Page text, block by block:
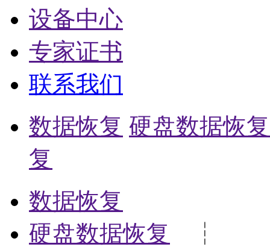
设备中心
专家证书
联系我们
数据恢复 硬盘数据恢复
复
数据恢复
硬盘数据恢复
┆